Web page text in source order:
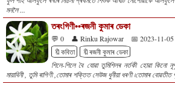
মনলৈ ...
তৰংগিণী••ৰজনী কুমাৰ ডেকা
💬 0 👤 Rinku Rajowar
📅 2023-11-05
🔖কবিতা
🔖ৰজনী কুমাৰ ডেকা
শিলে-শিলে বৈ যোৱা তুমিশিলৰ নৰ্তকী হোৱা কিনো
মায়াবিনী , তুমি ৰাগিণী ,তোমাৰ শক্তিত সেউজ ধুনীয়া ধৰণী ৷তোমাৰ